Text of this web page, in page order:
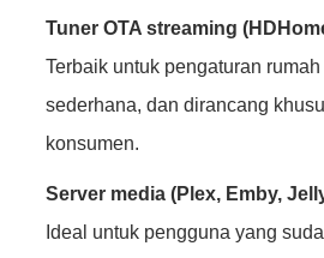
Tuner OTA streaming
Terbaik untuk pengaturan
sederhana, dan dirancang
konsumen.
Server media (Plex, Emby,
Ideal untuk pengguna yang